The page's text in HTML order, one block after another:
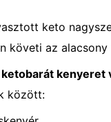
keto
követi az
ketobarát kenyeret
között: